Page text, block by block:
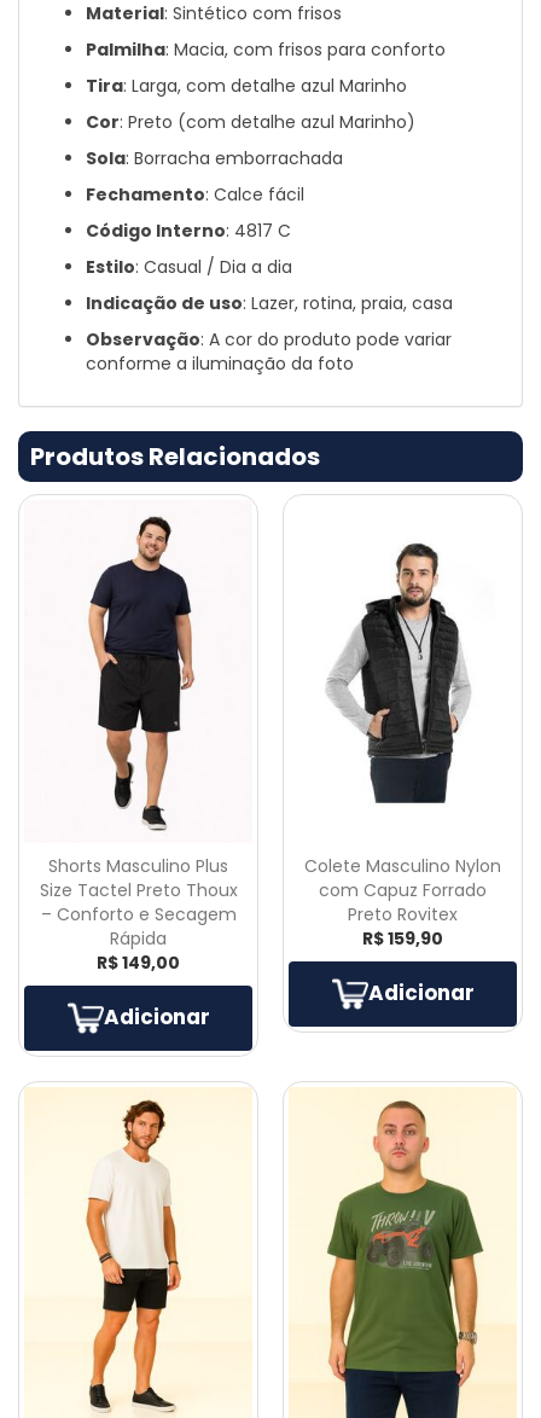
Material: Sintético com frisos
Palmilha: Macia, com frisos para conforto
Tira: Larga, com detalhe azul Marinho
Cor: Preto (com detalhe azul Marinho)
Sola: Borracha emborrachada
Fechamento: Calce fácil
Código Interno: 4817 C
Estilo: Casual / Dia a dia
Indicação de uso: Lazer, rotina, praia, casa
Observação: A cor do produto pode variar
conforme a iluminação da foto
Produtos Relacionados
Shorts Masculino Plus
Size Tactel Preto Thoux
– Conforto e Secagem
Rápida
R$ 149,00
Adicionar
Colete Masculino Nylon
com Capuz Forrado
Preto Rovitex
R$ 159,90
Adicionar